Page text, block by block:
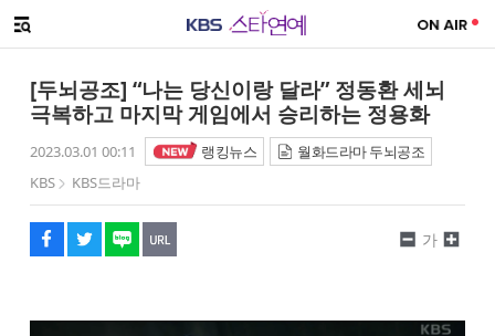
메뉴 열기
[두뇌공조] “나는 당신이랑 달라” 정동환 세뇌
극복하고 마지막 게임에서 승리하는 정용화
2023.03.01 00:11 랭킹뉴스
월화드라마 두뇌공조
KBS
KBS드라마
페이스북
트위터
네이버
URL복사
글씨 작게보기
가
글씨 크게보기